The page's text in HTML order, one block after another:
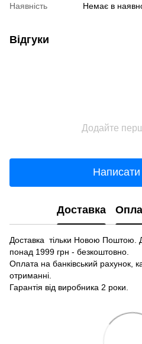
Наявність Немає в
Відгуки
Додайте
Написати
Доставка
Доставка тільки Новою Поштою.
понад 1999 грн - безкоштовно.
Оплата на банківський рахунок,
отриманні.
Гарантія від виробника 2 роки.